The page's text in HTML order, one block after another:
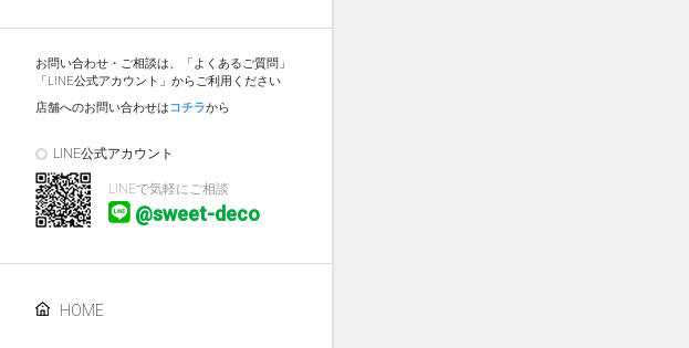
お問い合わせ・ご相談は、「よくあるご質問」
「LINE公式アカウント」からご利用ください
店舗へのお問い合わせはコチラから
LINE公式アカウント
LINEで気軽にご相談
@sweet-deco
HOME